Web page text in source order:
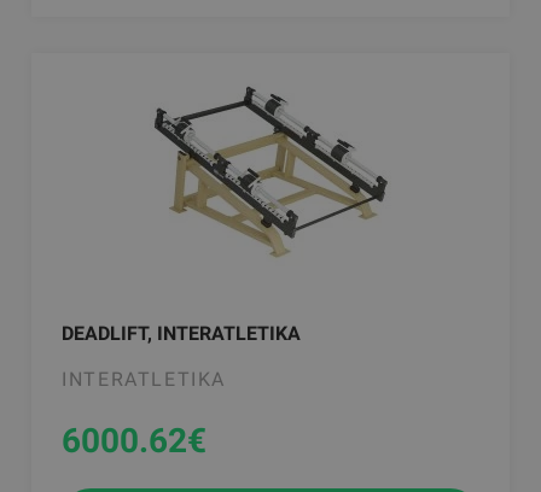
DEADLIFT, INTERATLETIKA
INTERATLETIKA
6000.62€